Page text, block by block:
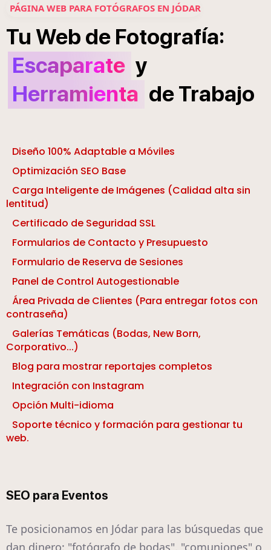
PÁGINA WEB PARA FOTÓGRAFOS EN JÓDAR
Tu Web de Fotografía:
Escaparate y
Herramienta deTrabajo
Diseño 100% Adaptable a Móviles
Optimización SEO Base
Carga Inteligente de Imágenes (Calidad alta sin
lentitud)
Certificado de Seguridad SSL
Formularios de Contacto y Presupuesto
Formulario de Reserva de Sesiones
Panel de Control Autogestionable
Área Privada de Clientes (Para entregar fotos con
contraseña)
Galerías Temáticas (Bodas, New Born,
Corporativo...)
Blog para mostrar reportajes completos
Integración con Instagram
Opción Multi-idioma
Soporte técnico y formación para gestionar tu
web.
SEO para Eventos
Te posicionamos en Jódar para las búsquedas que